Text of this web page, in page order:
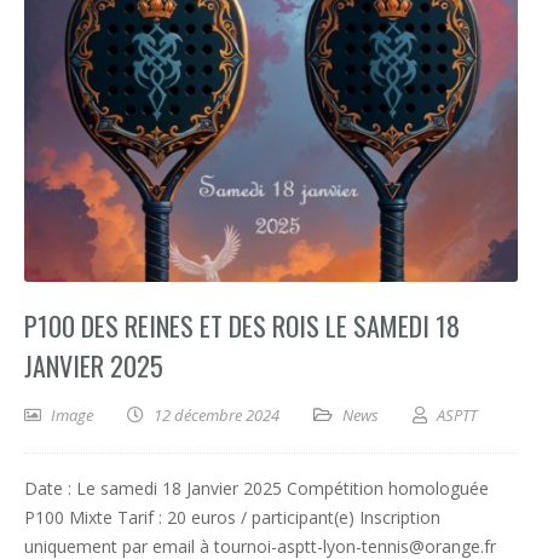
P100 DES REINES ET DES ROIS LE SAMEDI 18
JANVIER 2025
Image 12 décembre 2024 News ASPTT
Date : Le samedi 18 Janvier 2025 Compétition homologuée
P100 Mixte Tarif : 20 euros / participant(e) Inscription
uniquement par email à tournoi-asptt-lyon-tennis@orange.fr